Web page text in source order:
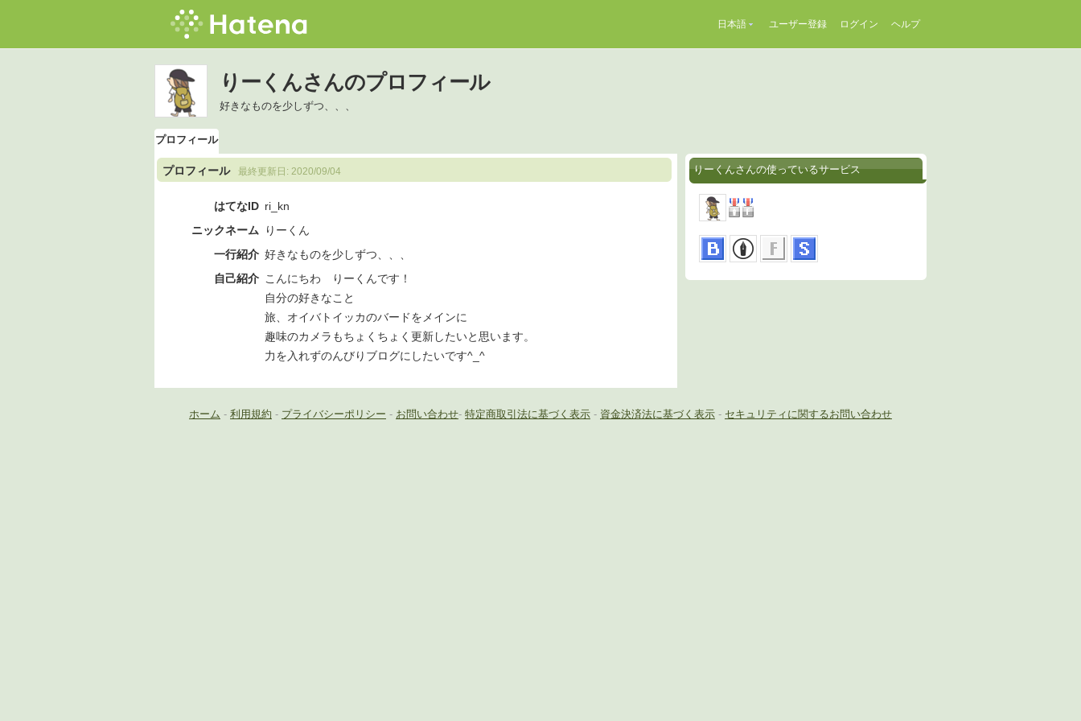
日本語 ユーザー登録 ログイン ヘルプ
りーくんさんのプロフィール
好きなものを少しずつ、、、
プロフィール
プロフィール 最終更新日: 2020/09/04
はてなID ri_kn
ニックネーム
りーくん
一行紹介 好きなものを少しずつ、、、
自己紹介 こんにちわ りーくんです！
自分の好きなこと
旅、オイバトイッカのバードをメインに
趣味のカメラもちょくちょく更新したいと思います。
力を入れずのんびりブログにしたいです^_^
りーくんさんの使っているサービス
ホーム - 利用規約 - プライバシーポリシー - お問い合わせ- 特定商取引法に基づく表示 - 資金決済法に基づく表示 - セキュリティに関するお問い合わせ